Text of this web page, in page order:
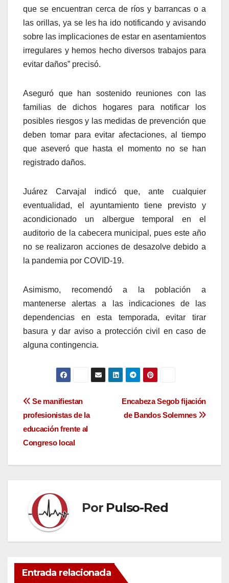
que se encuentran cerca de ríos y barrancas o a
las orillas, ya se les ha ido notificando y avisando
sobre las implicaciones de estar en asentamientos
irregulares y hemos hecho diversos trabajos para
evitar daños” precisó.
Aseguró que han sostenido reuniones con las
familias de dichos hogares para notificar los
posibles riesgos y las medidas de prevención que
deben tomar para evitar afectaciones, al tiempo
que aseveró que hasta el momento no se han
registrado daños.
Juárez Carvajal indicó que, ante cualquier
eventualidad, el ayuntamiento tiene previsto y
acondicionado un albergue temporal en el
auditorio de la cabecera municipal, pues este año
no se realizaron acciones de desazolve debido a
la pandemia por COVID-19.
Asimismo, recomendó a la población a
mantenerse alertas a las indicaciones de las
dependencias en esta temporada, evitar tirar
basura y dar aviso a protección civil en caso de
alguna contingencia.
Navegación
de
entradas
Encabeza Segob fijación
de Bandos Solemnes
Se manifiestan
profesionistas de la
educación frente al
Congreso local
Por Pulso-Red
Entrada relacionada